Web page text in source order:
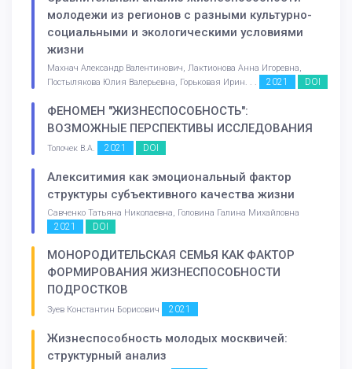
молодежи из регионов с разными культурно-
социальными и экологическими условиями
жизни
Махнач Александр Валентинович, Лактионова Анна Игоревна,
Постылякова Юлия Валерьевна, Горьковая Ирин. . .
2021 DOI
ФЕНОМЕН "ЖИЗНЕСПОСОБНОСТЬ":
ВОЗМОЖНЫЕ ПЕРСПЕКТИВЫ ИССЛЕДОВАНИЯ
Толочек В.А. 2021 DOI
Алекситимия как эмоциональный фактор
структуры субъективного качества жизни
Савченко Татьяна Николаевна, Головина Галина Михайловна
2021 DOI
МОНОРОДИТЕЛЬСКАЯ СЕМЬЯ КАК ФАКТОР
ФОРМИРОВАНИЯ ЖИЗНЕСПОСОБНОСТИ
ПОДРОСТКОВ
Зуев Константин Борисович 2021
Жизнеспособность молодых москвичей:
структурный анализ